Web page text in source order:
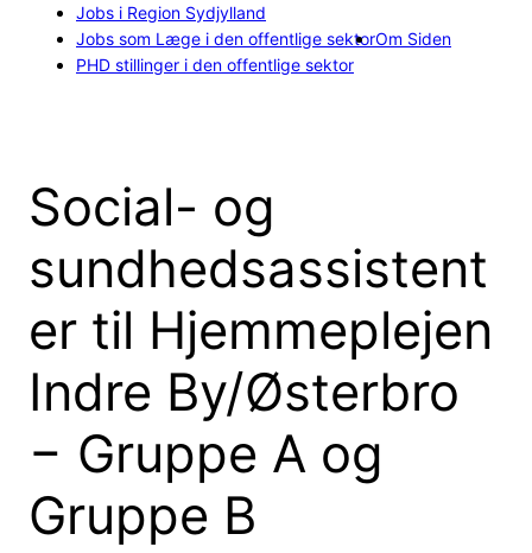
Jobs i Region Sydjylland
Jobs som Læge i den offentlige sektorOm Siden
PHD stillinger i den offentlige sektor
Social- og
sundhedsassistent
er til Hjemmeplejen
Indre By/Østerbro
− Gruppe A og
Gruppe B